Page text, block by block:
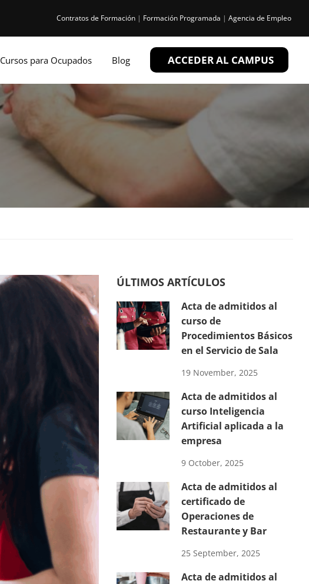
Contratos de Formación | Formación Programada | Agencia de Empleo
Cursos para Ocupados Blog ACCEDER AL CAMPUS
ÚLTIMOS ARTÍCULOS
Acta de admitidos al
curso de
Procedimientos Básicos
en el Servicio de Sala
19 November, 2025
Acta de admitidos al
curso Inteligencia
Artificial aplicada a la
empresa
9 October, 2025
Acta de admitidos al
certificado de
Operaciones de
Restaurante y Bar
25 September, 2025
Acta de admitidos al